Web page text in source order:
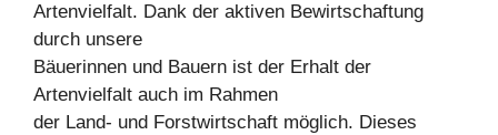
Artenvielfalt. Dank der aktiven Bewirtschaftung
durch unsere
Bäuerinnen und Bauern ist der Erhalt der
Artenvielfalt auch im Rahmen
der Land- und Forstwirtschaft möglich. Dieses